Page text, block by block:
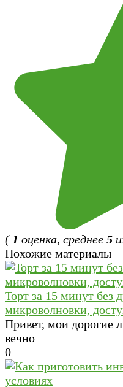
( 1 оценка, среднее 5
Похожие материалы
Торт за 15 минут без
микроволновки,
Привет, мои дорогие
вечно
0